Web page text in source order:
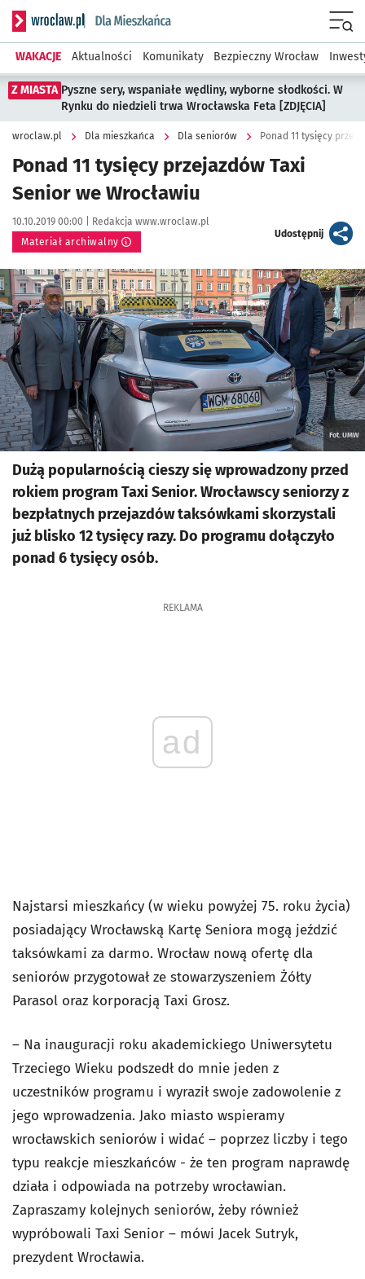
Serwis informacyjny wroclaw.pl podserwis: Dla mieszkańca
WAKACJE Aktualności Komunikaty Bezpieczny Wrocław
Z MIASTA Pyszne sery, wspaniałe wędliny, wyborne słodkości. W
Rynku do niedzieli trwa Wrocławska Feta [ZDJĘCIA]
wroclaw.pl Dla mieszkańca Dla seniorów Ponad 11 tysięcy
Ponad 11 tysięcy przejazdów Taxi
Senior we Wrocławiu
Data publikacji:
10.10.2019 00:00 | Autor:
Redakcja www.wroclaw.pl
Materiał archiwalny
Udostępnijartykuł
Kliknij, aby powiększyć
Fot. UMW
Dużą popularnością cieszy się wprowadzony przed
rokiem program Taxi Senior. Wrocławscy seniorzy z
bezpłatnych przejazdów taksówkami skorzystali
już blisko 12 tysięcy razy. Do programu dołączyło
ponad 6 tysięcy osób.
REKLAMA
ad
Najstarsi mieszkańcy (w wieku powyżej 75. roku życia)
posiadający Wrocławską Kartę Seniora mogą jeździć
taksówkami za darmo. Wrocław nową ofertę dla
seniorów przygotował ze stowarzyszeniem Żółty
Parasol oraz korporacją Taxi Grosz.
– Na inauguracji roku akademickiego Uniwersytetu
Trzeciego Wieku podszedł do mnie jeden z
uczestników programu i wyraził swoje zadowolenie z
jego wprowadzenia. Jako miasto wspieramy
wrocławskich seniorów i widać – poprzez liczby i tego
typu reakcje mieszkańców - że ten program naprawdę
działa i odpowiada na potrzeby wrocławian.
Zapraszamy kolejnych seniorów, żeby również
wypróbowali Taxi Senior – mówi Jacek Sutryk,
prezydent Wrocławia.